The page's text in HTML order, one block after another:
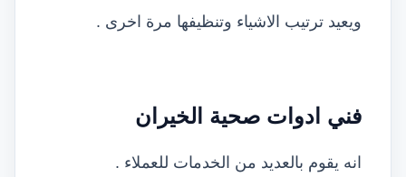
ويعيد ترتيب الاشياء وتنظيفها مرة اخرى .
فني ادوات صحية الخيران
انه يقوم بالعديد من الخدمات للعملاء .